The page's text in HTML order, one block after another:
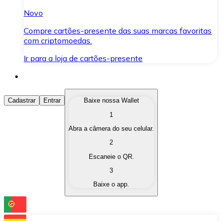
Novo
Compre cartões-presente das suas marcas favoritas
com criptomoedas.
Ir para a loja de cartões-presente
Comprar Criptomoedas
Compre as criptomoedas de seu interesse de forma
Converta suas criptomoedas em moeda fiduciária
Troque uma criptomoeda por outra
Cadastrar Entrar
Baixe nossa Wallet
1
Abra a câmera do seu celular.
2
Escaneie o QR.
3
Baixe o app.